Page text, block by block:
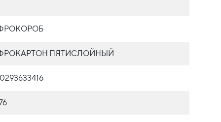
ПЯТИСЛОЙНЫЙ